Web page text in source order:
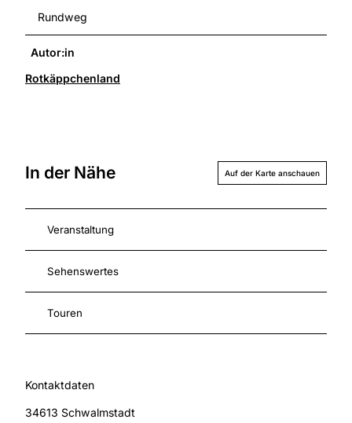
Rundweg
Autor:in
Rotkäppchenland
In der Nähe Auf der Karte anschauen
Veranstaltung
Sehenswertes
Touren
Kontaktdaten
34613 Schwalmstadt